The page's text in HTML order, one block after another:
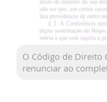
O Código de Direito
renunciar ao